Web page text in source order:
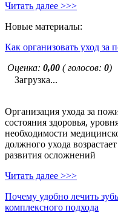
Читать далее >>>
Новые материалы:
Как организовать уход
Оценка: 0,00 ( голосов: 0)
Загрузка...
Организация ухода за
состояния здоровья,
необходимости
должного ухода
развития осложнений
Читать далее >>>
Почему удобно лечить
комплексного подхода